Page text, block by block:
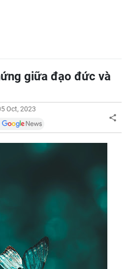
giữa đạo đức và
Oct, 2023